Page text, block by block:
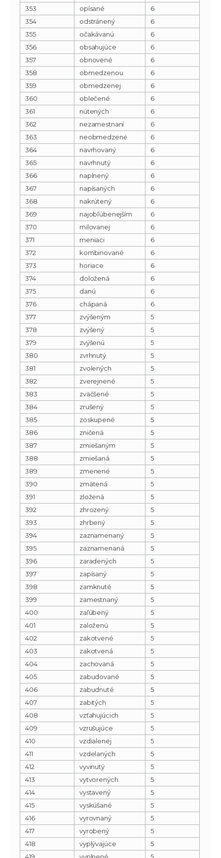
353
opísané
6
354
odstránený
6
355
očakávanú
6
356
obsahujúce
6
357
obnovené
6
358
obmedzenou
6
359
obmedzenej
6
360
oblečené
6
361
nútených
6
362
nezamestnaní
6
363
neobmedzené
6
364
navrhovaný
6
365
navrhnutý
6
366
naplnený
6
367
napísaných
6
368
nakrútený
6
369
najobľúbenejším
6
370
milovanej
6
371
meniaci
6
372
kombinované
6
373
horiace
6
374
doložená
6
375
danú
6
376
chápaná
6
377
zvýšeným
5
378
zvýšený
5
379
zvýšenú
5
380
zvrhnutý
5
381
zvolených
5
382
zverejnené
5
383
zväčšené
5
384
zrušený
5
385
zoskupené
5
386
zničená
5
387
zmiešaným
5
388
zmiešaná
5
389
zmenené
5
390
zmätená
5
391
zložená
5
392
zhrozený
5
393
zhrbený
5
394
zaznamenaný
5
395
zaznamenaná
5
396
zaradených
5
397
zapísaný
5
398
zamknuté
5
399
zamestnaný
5
400
zaľúbený
5
401
založenú
5
402
zakotvené
5
403
zakotvená
5
404
zachovaná
5
405
zabudované
5
406
zabudnuté
5
407
zabitých
5
408
vzťahujúcich
5
409
vzrušujúce
5
410
vzdialenej
5
411
vzdelaných
5
412
vyvinutý
5
413
vytvorených
5
414
vystavený
5
415
vyskúšané
5
416
vyrovnaný
5
417
vyrobený
5
418
vyplývajúce
5
419
vyplnené 5